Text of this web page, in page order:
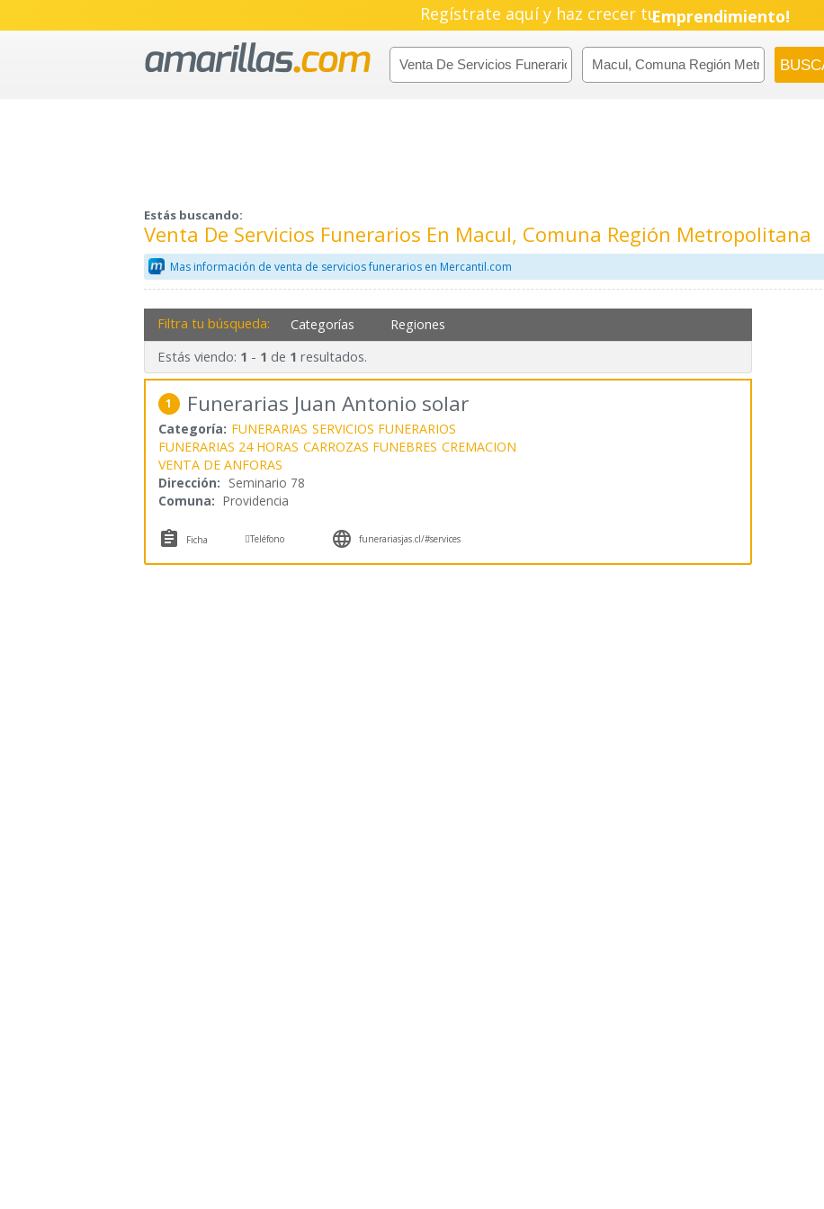
Regístrate aquí y haz crecer tuEmprendimiento!
Estás buscando:
Venta De Servicios Funerarios En Macul, Comuna Región Metropolitana
Mas información de venta de servicios funerarios en Mercantil.com
Filtra tu búsqueda: Categorías Regiones
Estás viendo: 1 - 1 de 1 resultados.
1 Funerarias Juan Antonio solar
Categoría: FUNERARIAS SERVICIOS FUNERARIOS
FUNERARIAS 24 HORAS CARROZAS FUNEBRES CREMACION
VENTA DE ANFORAS
Dirección: Seminario 78
Comuna: Providencia
 Ficha Teléfono  funerariasjas.cl/#services